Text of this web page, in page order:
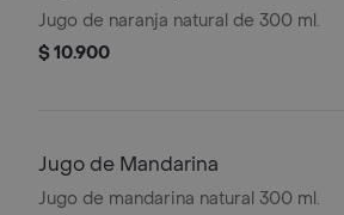
Jugo de naranja natural de 300 ml.
$ 10.900
Jugo de Mandarina
Jugo de mandarina natural 300 ml.